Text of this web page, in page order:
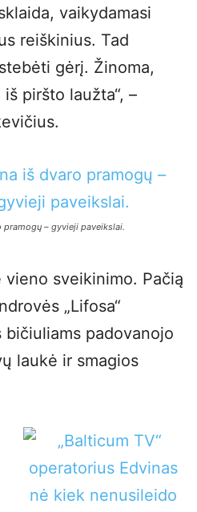
vaikydamasi
reiškinius. Tad
gėrį. Žinoma,
piršto laužta“, –
pramogų – gyvieji paveikslai.
sveikinimo. Pačią
„Lifosa“
padovanojo
laukė ir smagios